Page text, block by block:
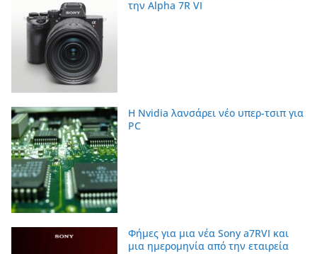
την Alpha 7R VI
Η Nvidia λανσάρει νέο υπερ-τσιπ για
PC
Φήμες για μια νέα Sony a7RVI και
μια ημερομηνία από την εταιρεία